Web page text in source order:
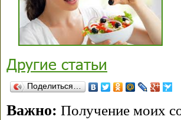
Другие статьи
Поделиться…
Важно: Получение моих